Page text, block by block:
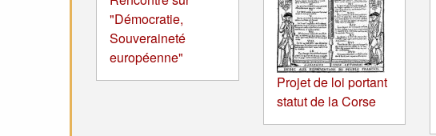
"Démocratie,
Souveraineté
européenne"
Projet de loi portant
statut de la Corse